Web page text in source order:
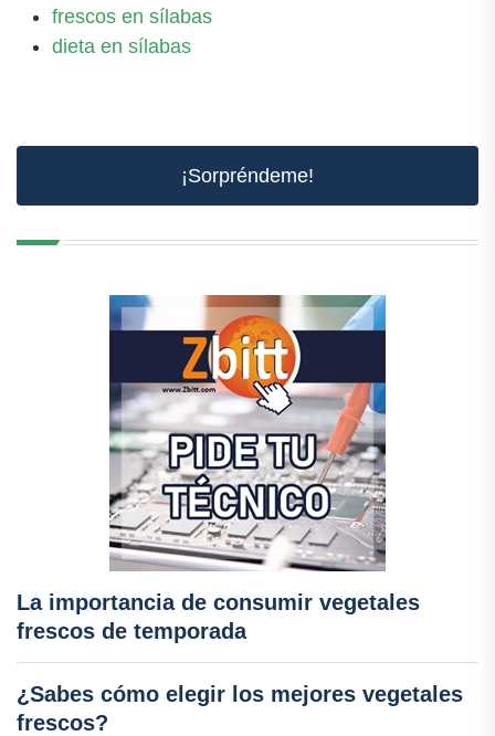
frescos en sílabas
dieta en sílabas
¡Sorpréndeme!
La importancia de consumir vegetales
frescos de temporada
¿Sabes cómo elegir los mejores vegetales
frescos?